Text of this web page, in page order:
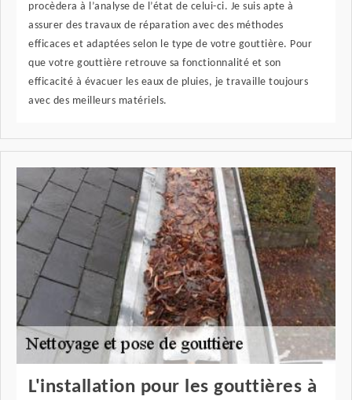
procèdera à l’analyse de l’état de celui-ci. Je suis apte à
assurer des travaux de réparation avec des méthodes
efficaces et adaptées selon le type de votre gouttière. Pour
que votre gouttière retrouve sa fonctionnalité et son
efficacité à évacuer les eaux de pluies, je travaille toujours
avec des meilleurs matériels.
L'installation pour les gouttières à